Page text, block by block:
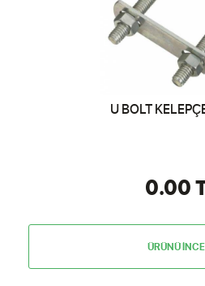
U BOLT
0.00
ÜRÜNÜ